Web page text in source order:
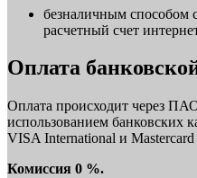
безналичным способом
расчетный счет
Оплата
Оплата происходит через
использованием банковских
VISA International и
Комиссия 0 %.